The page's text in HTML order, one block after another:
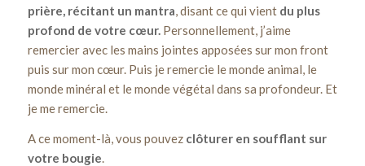
prière, récitant un mantra, disant ce qui vient du plus
profond de votre cœur.Personnellement, j’aime
remercier avec les mains jointes apposées sur mon front
puis sur mon cœur. Puis je remercie le monde animal, le
monde minéral et le monde végétal dans sa profondeur. Et
je me remercie.
A ce moment-là, vous pouvez clôturer en soufflant sur
votre bougie.